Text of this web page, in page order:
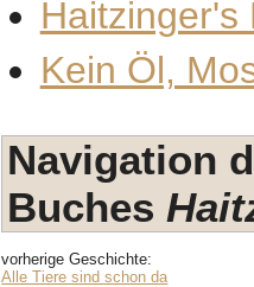
Haitzinger's
Kein Öl,
Navigation
Buches
vorherige Geschichte:
Alle Tiere sind schon da